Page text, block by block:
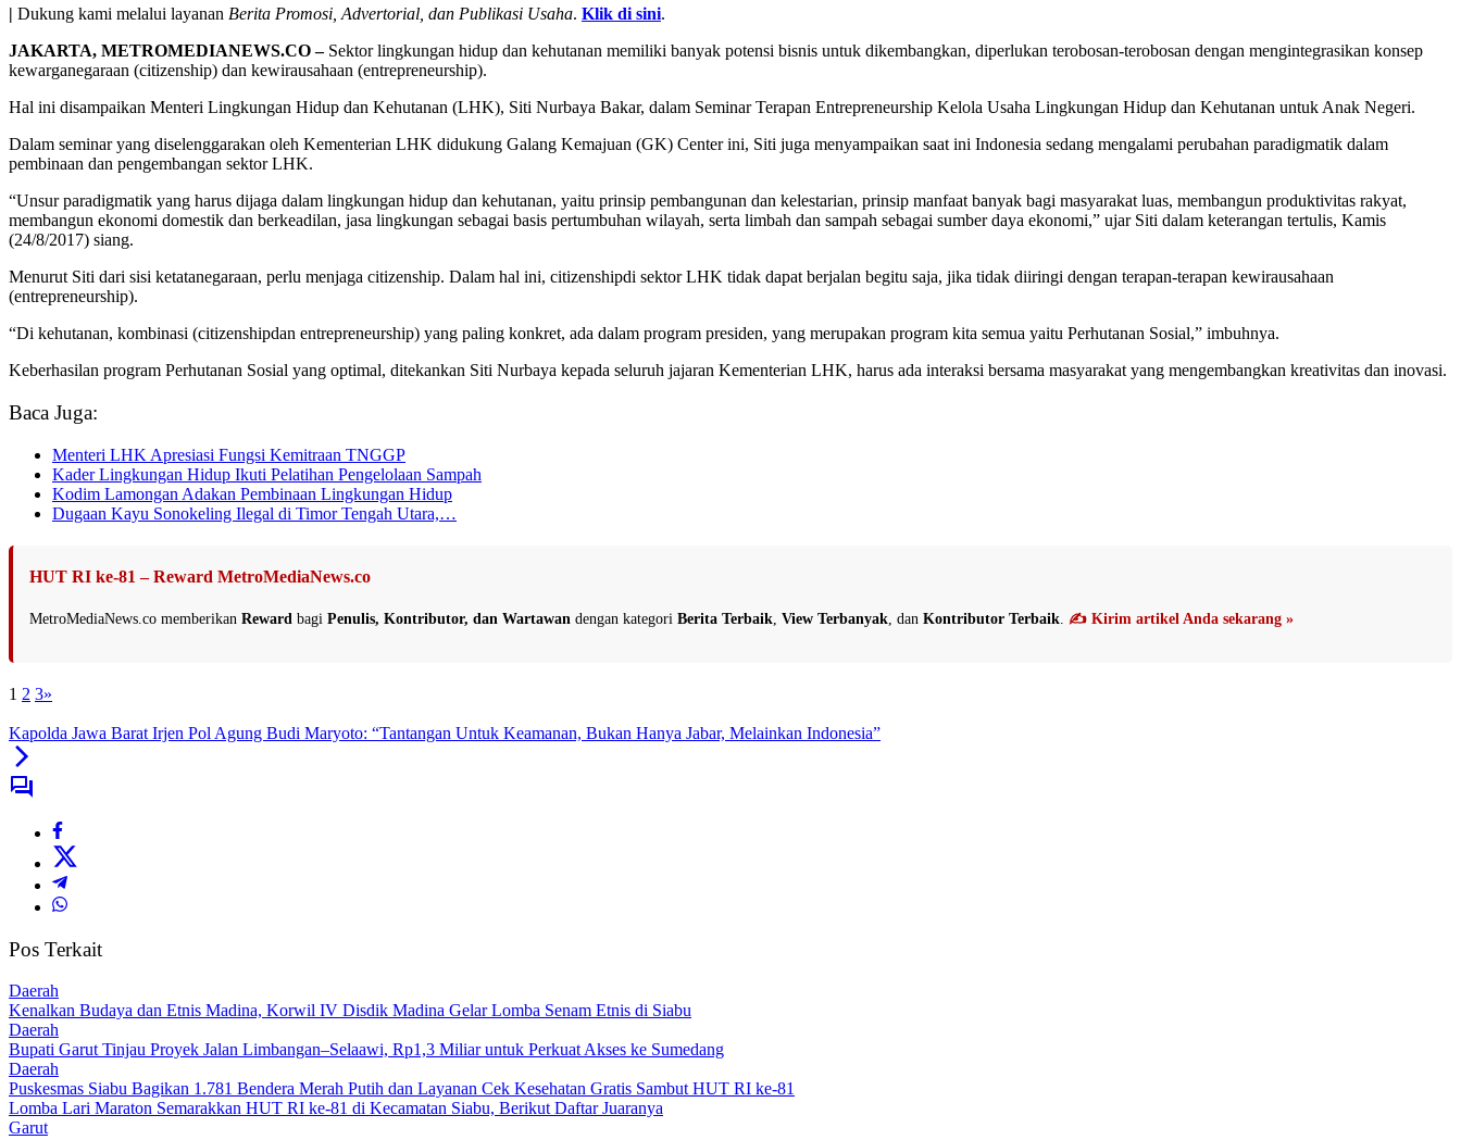
| Dukung kami melalui layanan Berita Promosi, Advertorial, dan Publikasi Usaha. Klik di sini.
JAKARTA, METROMEDIANEWS.CO –Sektor lingkungan hidup dan kehutanan memiliki banyak potensi bisnis untuk dikembangkan, diperlukan terobosan-terobosan dengan mengintegrasikan konsep
kewarganegaraan (citizenship) dan kewirausahaan (entrepreneurship).
Hal ini disampaikan Menteri Lingkungan Hidup dan Kehutanan (LHK), Siti Nurbaya Bakar, dalam Seminar Terapan Entrepreneurship Kelola Usaha Lingkungan Hidup dan Kehutanan untuk Anak Negeri.
Dalam seminar yang diselenggarakan oleh Kementerian LHK didukung Galang Kemajuan (GK) Center ini, Siti juga menyampaikan saat ini Indonesia sedang mengalami perubahan paradigmatik dalam
pembinaan dan pengembangan sektor LHK.
“Unsur paradigmatik yang harus dijaga dalam lingkungan hidup dan kehutanan, yaitu prinsip pembangunan dan kelestarian, prinsip manfaat banyak bagi masyarakat luas, membangun produktivitas rakyat,
membangun ekonomi domestik dan berkeadilan, jasa lingkungan sebagai basis pertumbuhan wilayah, serta limbah dan sampah sebagai sumber daya ekonomi,” ujar Siti dalam keterangan tertulis, Kamis
(24/8/2017) siang.
Menurut Siti dari sisi ketatanegaraan, perlu menjaga citizenship. Dalam hal ini, citizenshipdi sektor LHK tidak dapat berjalan begitu saja, jika tidak diiringi dengan terapan-terapan kewirausahaan
(entrepreneurship).
“Di kehutanan, kombinasi (citizenshipdan entrepreneurship) yang paling konkret, ada dalam program presiden, yang merupakan program kita semua yaitu Perhutanan Sosial,” imbuhnya.
Keberhasilan program Perhutanan Sosial yang optimal, ditekankan Siti Nurbaya kepada seluruh jajaran Kementerian LHK, harus ada interaksi bersama masyarakat yang mengembangkan kreativitas dan inovasi.
Baca Juga:
Menteri LHK Apresiasi Fungsi Kemitraan TNGGP
Kader Lingkungan Hidup Ikuti Pelatihan Pengelolaan Sampah
Kodim Lamongan Adakan Pembinaan Lingkungan Hidup
Dugaan Kayu Sonokeling Ilegal di Timor Tengah Utara,…
HUT RI ke-81 – Reward MetroMediaNews.co
MetroMediaNews.co memberikan Reward bagi Penulis, Kontributor, dan Wartawan dengan kategori Berita Terbaik View Terbanyak , dan Kontributor Terbaik ✍️ Kirim artikel Anda sekarang »
1 2 3»
Kapolda Jawa Barat Irjen Pol Agung Budi Maryoto: “Tantangan Untuk Keamanan, Bukan Hanya Jabar, Melainkan Indonesia”
Pos Terkait
Daerah
Kenalkan Budaya dan Etnis Madina, Korwil IV Disdik Madina Gelar Lomba Senam Etnis di Siabu
Daerah
Bupati Garut Tinjau Proyek Jalan Limbangan–Selaawi, Rp1,3 Miliar untuk Perkuat Akses ke Sumedang
Daerah
Puskesmas Siabu Bagikan 1.781 Bendera Merah Putih dan Layanan Cek Kesehatan Gratis Sambut HUT RI ke-81
Lomba Lari Maraton Semarakkan HUT RI ke-81 di Kecamatan Siabu, Berikut Daftar Juaranya
Garut